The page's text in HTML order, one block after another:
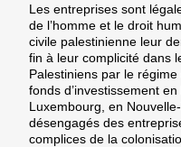
Les entreprises sont
de l’homme et le droit
civile palestinienne leur
fin à leur complicité dans
Palestiniens par le régime
fonds d’investissement
Luxembourg, en
désengagés des
complices de la